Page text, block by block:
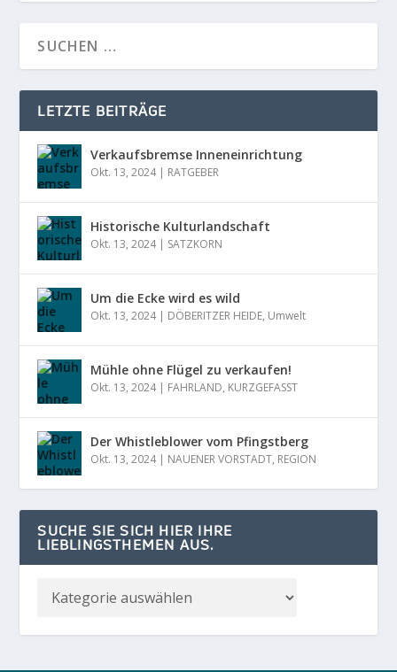
LETZTE BEITRÄGE
Verkaufsbremse Inneneinrichtung
Okt. 13, 2024| RATGEBER
Historische Kulturlandschaft
Okt. 13, 2024| SATZKORN
Um die Ecke wird es wild
Okt. 13, 2024| DÖBERITZER HEIDE, Umwelt
Mühle ohne Flügel zu verkaufen!
Okt. 13, 2024| FAHRLAND, KURZGEFASST
Der Whistleblower vom Pfingstberg
Okt. 13, 2024| NAUENER VORSTADT, REGION
SUCHE SIE SICH HIER IHRE
LIEBLINGSTHEMEN AUS.